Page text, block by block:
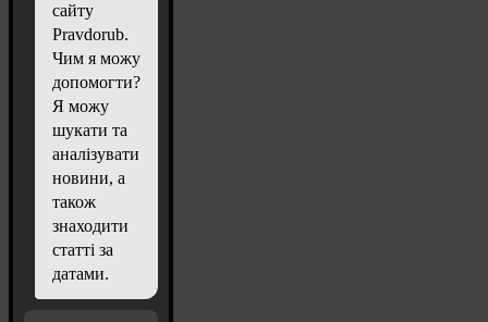
сайту
Pravdorub.
Чим я можу
допомогти?
Я можу
шукати та
аналізувати
новини, а
також
знаходити
статті за
датами.